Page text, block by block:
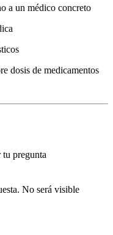
a un médico concreto
dosis de medicamentos
tu pregunta
No será visible